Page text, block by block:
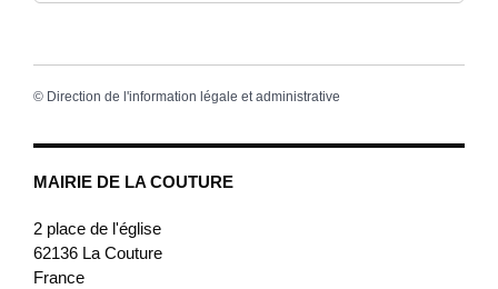
MAIRIE DE LA COUTURE
2 place de l'église
62136 La Couture
France
© Direction de l'information légale et administrative